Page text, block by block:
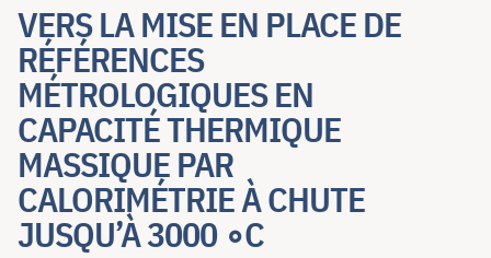
VERS LA MISE EN PLACE DE
RÉFÉRENCES
MÉTROLOGIQUES EN
CAPACITÉ THERMIQUE
MASSIQUE PAR
CALORIMÉTRIE À CHUTE
JUSQU’À 3000 ∘C